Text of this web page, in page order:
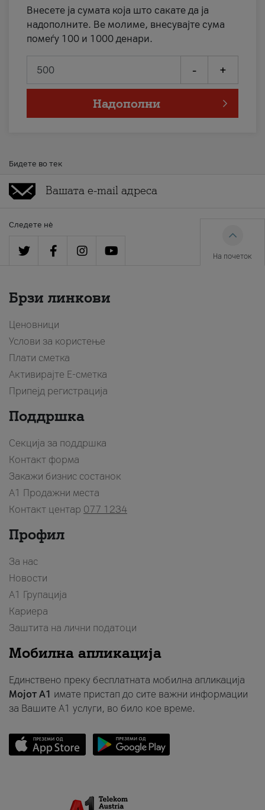
Внесете ја сумата која што сакате да ја
надополните. Ве молиме, внесувајте сума
помеѓу 100 и 1000 денари.
- +
Надополни
Бидете во тек
Следете нè
На почеток
Брзи линкови
Ценовници
Услови за користење
Плати сметка
Активирајте Е-сметка
Припејд регистрација
Поддршка
Секција за поддршка
Контакт форма
Закажи бизнис состанок
A1 Продажни места
Контакт центар 077 1234
Профил
За нас
Новости
А1 Групација
Кариера
Заштита на лични податоци
Мобилна апликација
Единствено преку бесплатната мобилна апликација
Мојот A1 имате пристап до сите важни информации
за Вашите A1 услуги, во било кое време.